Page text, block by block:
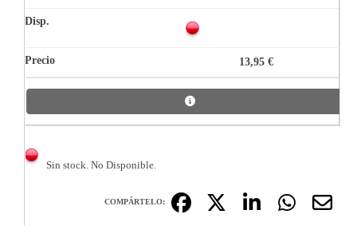
13,95 €
Sin stock. No Disponible.
COMPÁRTELO: